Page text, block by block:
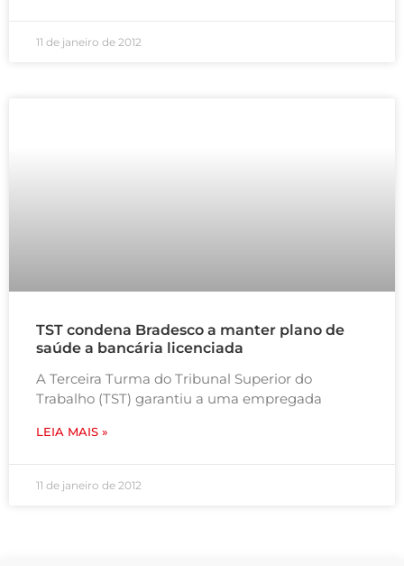
11 de janeiro de 2012
TST condena Bradesco a manter plano de
saúde a bancária licenciada
A Terceira Turma do Tribunal Superior do
Trabalho (TST) garantiu a uma empregada
LEIA MAIS »
11 de janeiro de 2012